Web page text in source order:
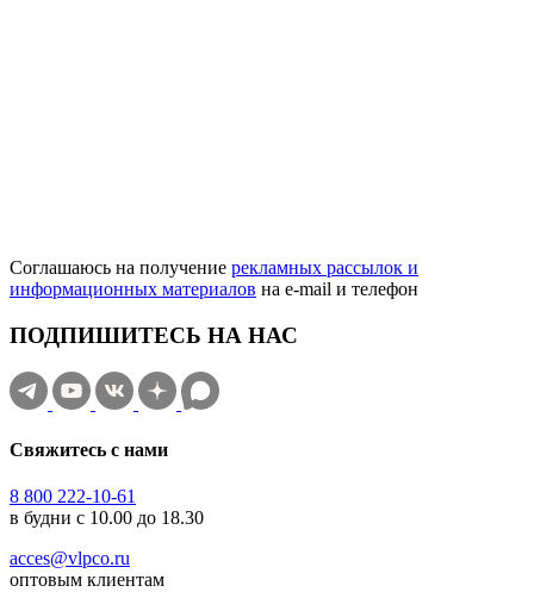
Соглашаюсь на получение рекламных рассылок и
информационных материалов на e‑mail и телефон
ПОДПИШИТЕСЬ НА НАС
Свяжитесь с нами
8 800 222-10-61
в будни с 10.00 до 18.30
acces@vlpco.ru
оптовым клиентам